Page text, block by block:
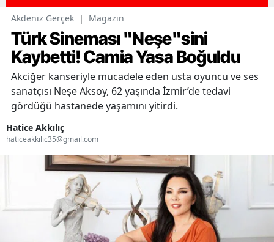
Akdeniz Gerçek | Magazin
Türk Sineması "Neşe"sini
Kaybetti! Camia Yasa Boğuldu
Akciğer kanseriyle mücadele eden usta oyuncu ve ses
sanatçısı Neşe Aksoy, 62 yaşında İzmir’de tedavi
gördüğü hastanede yaşamını yitirdi.
Hatice Akkılıç
haticeakkilic35@gmail.com